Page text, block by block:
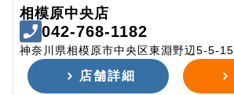
相模原中央店
042-768-1182
神奈川県相模原市中央区東淵野辺5-5-15
店舗詳細